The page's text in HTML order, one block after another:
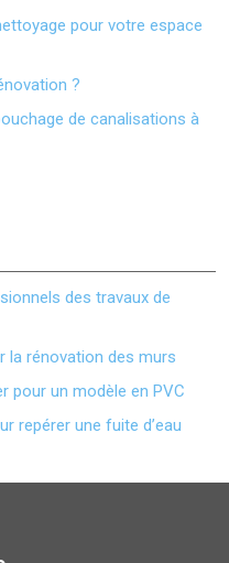
pour votre espace
?
de canalisations à
des travaux de
la rénovation des murs
pour un modèle en PVC
repérer une fuite d’eau